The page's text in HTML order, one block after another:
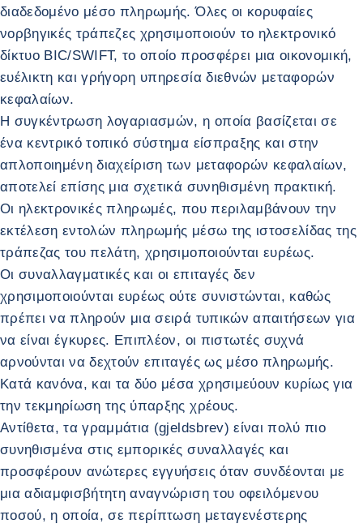
διαδεδομένο μέσο πληρωμής. Όλες οι κορυφαίες
νορβηγικές τράπεζες χρησιμοποιούν το ηλεκτρονικό
δίκτυο BIC/SWIFT, το οποίο προσφέρει μια οικονομική,
ευέλικτη και γρήγορη υπηρεσία διεθνών μεταφορών
κεφαλαίων.
Η συγκέντρωση λογαριασμών, η οποία βασίζεται σε
ένα κεντρικό τοπικό σύστημα είσπραξης και στην
απλοποιημένη διαχείριση των μεταφορών κεφαλαίων,
αποτελεί επίσης μια σχετικά συνηθισμένη πρακτική.
Οι ηλεκτρονικές πληρωμές, που περιλαμβάνουν την
εκτέλεση εντολών πληρωμής μέσω της ιστοσελίδας της
τράπεζας του πελάτη, χρησιμοποιούνται ευρέως.
Οι συναλλαγματικές και οι επιταγές δεν
χρησιμοποιούνται ευρέως ούτε συνιστώνται, καθώς
πρέπει να πληρούν μια σειρά τυπικών απαιτήσεων για
να είναι έγκυρες. Επιπλέον, οι πιστωτές συχνά
αρνούνται να δεχτούν επιταγές ως μέσο πληρωμής.
Κατά κανόνα, και τα δύο μέσα χρησιμεύουν κυρίως για
την τεκμηρίωση της ύπαρξης χρέους.
Αντίθετα, τα γραμμάτια (gjeldsbrev) είναι πολύ πιο
συνηθισμένα στις εμπορικές συναλλαγές και
προσφέρουν ανώτερες εγγυήσεις όταν συνδέονται με
μια αδιαμφισβήτητη αναγνώριση του οφειλόμενου
ποσού, η οποία, σε περίπτωση μεταγενέστερης